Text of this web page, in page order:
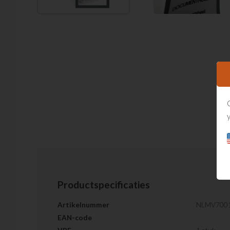
Productspecificaties
Artikelnummer
EAN-code